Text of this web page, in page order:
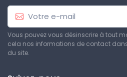
Vous pouvez vous désinscrire à tout
cela nos informations de contact
du site.